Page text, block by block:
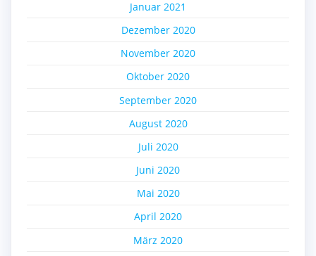
Januar 2021
Dezember 2020
November 2020
Oktober 2020
September 2020
August 2020
Juli 2020
Juni 2020
Mai 2020
April 2020
März 2020